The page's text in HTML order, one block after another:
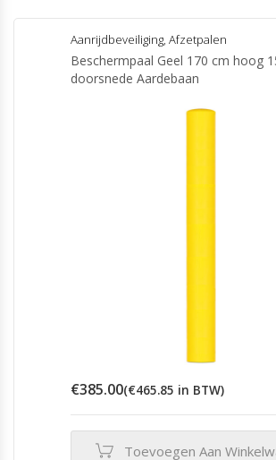
Aanrijdbeveiliging, Afzetpalen
Beschermpaal Geel 170 cm hoog
doorsnede Aardebaan
€385.00(€465.85 in BTW)
Toevoegen Aan